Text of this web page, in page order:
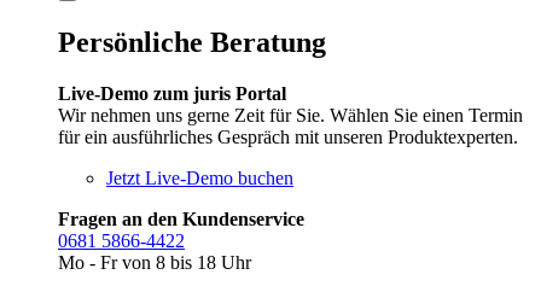
Persönliche Beratung
Live-Demo zum juris Portal
Wir nehmen uns gerne Zeit für Sie. Wählen Sie einen Termin
für ein ausführliches Gespräch mit unseren Produktexperten.
Jetzt Live-Demo buchen
Fragen an den Kundenservice
0681 5866-4422
Mo - Fr von 8 bis 18 Uhr